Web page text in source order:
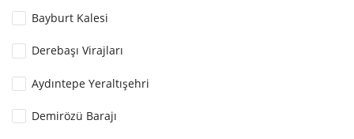
Bayburt Kalesi
Derebaşı Virajları
Aydıntepe Yeraltışehri
Demirözü Barajı